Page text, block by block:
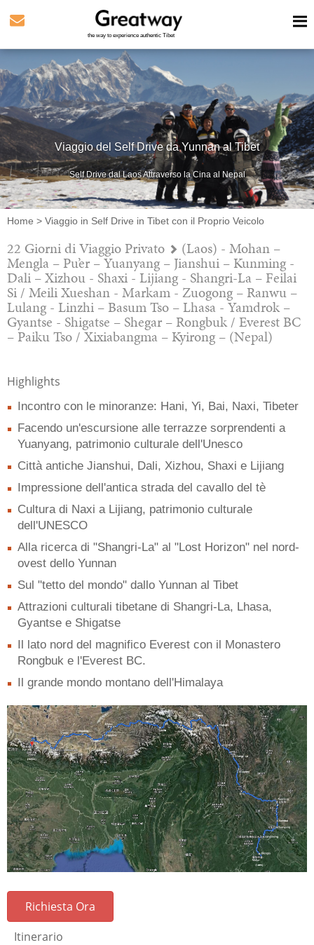
the way to experience authentic Tibet
Viaggio del Self Drive da Yunnan al Tibet
Self Drive dal Laos Attraverso la Cina al Nepal
Home > Viaggio in Self Drive in Tibet con il Proprio Veicolo
22 Giorni di Viaggio Privato (Laos) - Mohan –
Mengla – Pu’er – Yuanyang – Jianshui – Kunming -
Dali – Xizhou - Shaxi - Lijiang - Shangri-La – Feilai
Si / Meili Xueshan - Markam - Zuogong – Ranwu –
Lulang - Linzhi – Basum Tso – Lhasa - Yamdrok –
Gyantse - Shigatse – Shegar – Rongbuk / Everest BC
– Paiku Tso / Xixiabangma – Kyirong – (Nepal)
Highlights
Incontro con le minoranze: Hani, Yi, Bai, Naxi, Tibeter
Facendo un'escursione alle terrazze sorprendenti a
Yuanyang, patrimonio culturale dell'Unesco
Città antiche Jianshui, Dali, Xizhou, Shaxi e Lijiang
Impressione dell'antica strada del cavallo del tè
Cultura di Naxi a Lijiang, patrimonio culturale
dell'UNESCO
Alla ricerca di "Shangri-La" al "Lost Horizon" nel nord-
ovest dello Yunnan
Sul "tetto del mondo" dallo Yunnan al Tibet
Attrazioni culturali tibetane di Shangri-La, Lhasa,
Gyantse e Shigatse
Il lato nord del magnifico Everest con il Monastero
Rongbuk e l'Everest BC.
Il grande mondo montano dell'Himalaya
Richiesta Ora
Itinerario